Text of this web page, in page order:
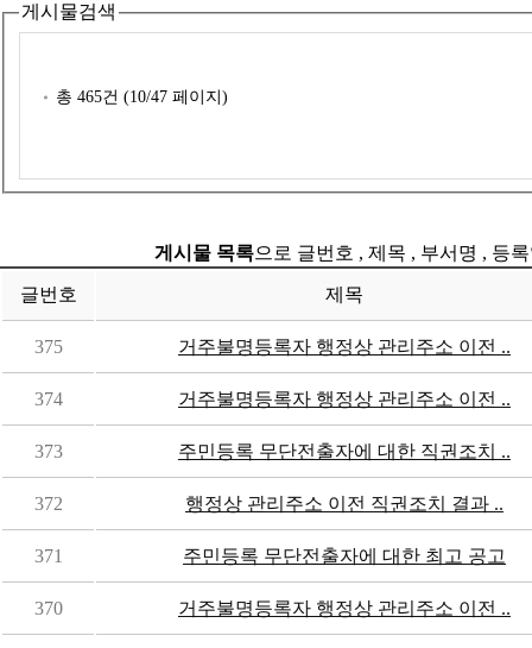
게시물검색
총 465건 (10/47 페이지)
게시물 목록으로 글번호 , 제목 , 부서명 , 등
글번호 제목
375 거주불명등록자 행정상 관리주소 이전 ..
374 거주불명등록자 행정상 관리주소 이전 ..
373 주민등록 무단전출자에 대한 직권조치 ..
372 행정상 관리주소 이전 직권조치 결과 ..
371 주민등록 무단전출자에 대한 최고 공고
370 거주불명등록자 행정상 관리주소 이전 ..